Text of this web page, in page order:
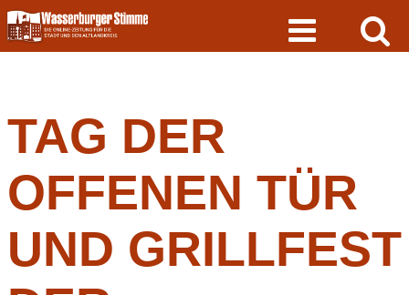
Skip
to
content
TAG DER
OFFENEN TÜR
UND GRILLFEST